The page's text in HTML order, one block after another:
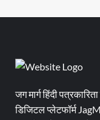
जग मार्ग हिंदी
डिजिटल प्लेटफॉर्म